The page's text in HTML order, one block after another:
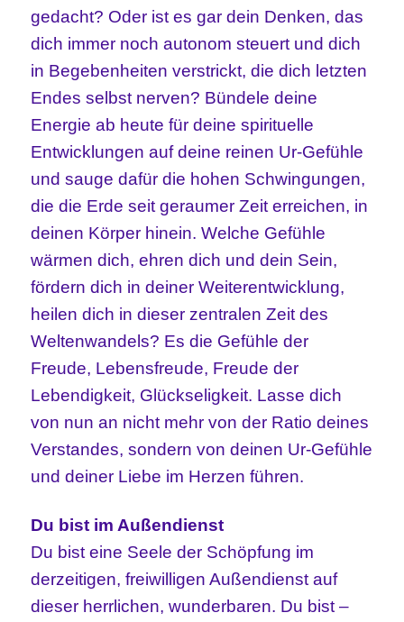
gedacht? Oder ist es gar dein Denken, das
dich immer noch autonom steuert und dich
in Begebenheiten verstrickt, die dich letzten
Endes selbst nerven? Bündele deine
Energie ab heute für deine spirituelle
Entwicklungen auf deine reinen Ur-Gefühle
und sauge dafür die hohen Schwingungen,
die die Erde seit geraumer Zeit erreichen, in
deinen Körper hinein. Welche Gefühle
wärmen dich, ehren dich und dein Sein,
fördern dich in deiner Weiterentwicklung,
heilen dich in dieser zentralen Zeit des
Weltenwandels? Es die Gefühle der
Freude, Lebensfreude, Freude der
Lebendigkeit, Glückseligkeit. Lasse dich
von nun an nicht mehr von der Ratio deines
Verstandes, sondern von deinen Ur-Gefühle
und deiner Liebe im Herzen führen.
Du bist im Außendienst
Du bist eine Seele der Schöpfung im
derzeitigen, freiwilligen Außendienst auf
dieser herrlichen, wunderbaren. Du bist –